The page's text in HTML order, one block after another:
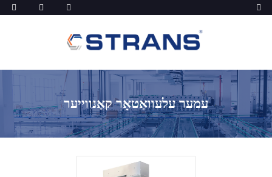
עמער עלעוואַטאָר קאַנווייער